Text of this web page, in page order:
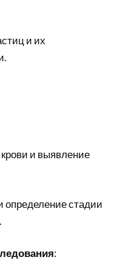
и их
крови и выявление
определение стадии
: